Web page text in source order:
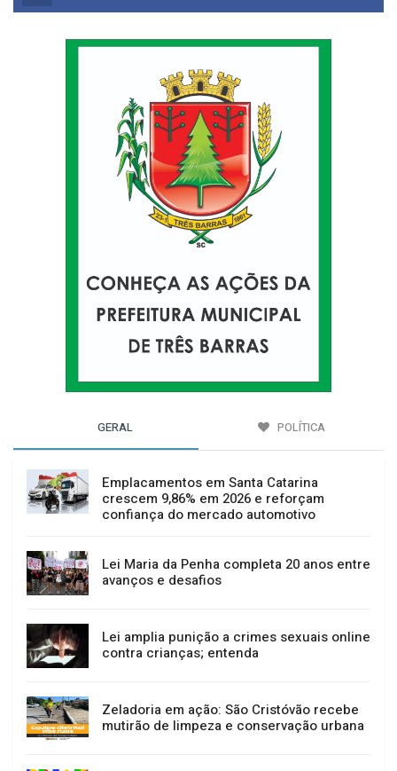
GERAL POLÍTICA
Emplacamentos em Santa Catarina
crescem 9,86% em 2026 e reforçam
confiança do mercado automotivo
Lei Maria da Penha completa 20 anos entre
avanços e desafios
Lei amplia punição a crimes sexuais online
contra crianças; entenda
Zeladoria em ação: São Cristóvão recebe
mutirão de limpeza e conservação urbana